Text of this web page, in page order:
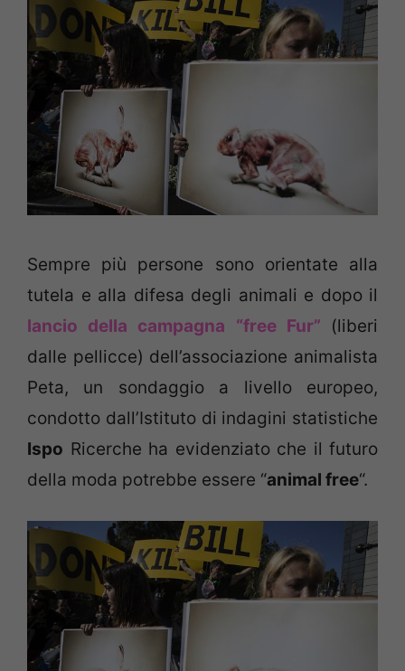
Sempre più persone sono orientate alla
tutela e alla difesa degli animali e dopo il
lancio della campagna “free Fur” (liberi
dalle pellicce) dell’associazione animalista
Peta, un sondaggio a livello europeo,
condotto dall’Istituto di indagini statistiche
Ispo Ricerche ha evidenziato che il futuro
della moda potrebbe essere “animal free“.